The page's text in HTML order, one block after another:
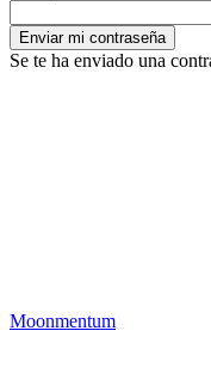
Se te ha enviado una
Moonmentum